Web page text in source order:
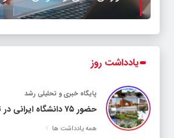
یادداشت روز
پایگاه خبری و تحلیلی رشد
حضور ۷۵ دانشگاه ایرانی در تایمز ۲۰۲۷
همه یادداشت ها